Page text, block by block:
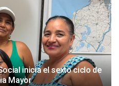
inicia el sexto ciclo de
Mayor